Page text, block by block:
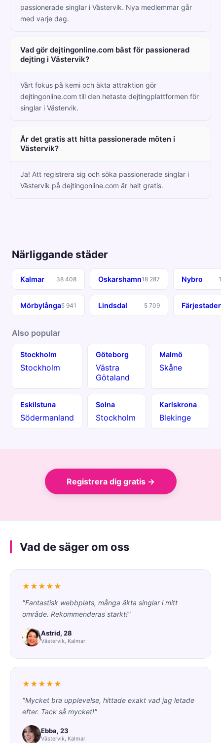
passionerade singlar i Västervik. Nya medlemmar går
med varje dag.
Vad gör dejtingonline.com bäst för passionerad
dejting i Västervik?
Vårt fokus på kemi och äkta attraktion gör
dejtingonline.com till den hetaste dejtingplattformen för
singlar i Västervik.
Är det gratis att hitta passionerade möten i
Västervik?
Ja! Att registrera sig och söka passionerade singlar i
Västervik på dejtingonline.com är helt gratis.
Närliggande städer
Kalmar 38 408 Oskarshamn18 287 Nybro
Mörbylånga5 941 Lindsdal 5 709
Also popular
Stockholm
Stockholm
Göteborg
Västra
Götaland
Malmö
Skåne
Eskilstuna
Södermanland
Solna
Stockholm
Karlskrona
Blekinge
Registrera dig gratis →
Vad de säger om oss
★★★★★
"Fantastisk webbplats, många äkta singlar i mitt
område. Rekommenderas starkt!"
Astrid, 28
Västervik, Kalmar
★★★★★
"Mycket bra upplevelse, hittade exakt vad jag letade
efter. Tack så mycket!"
Ebba, 23
Västervik, Kalmar